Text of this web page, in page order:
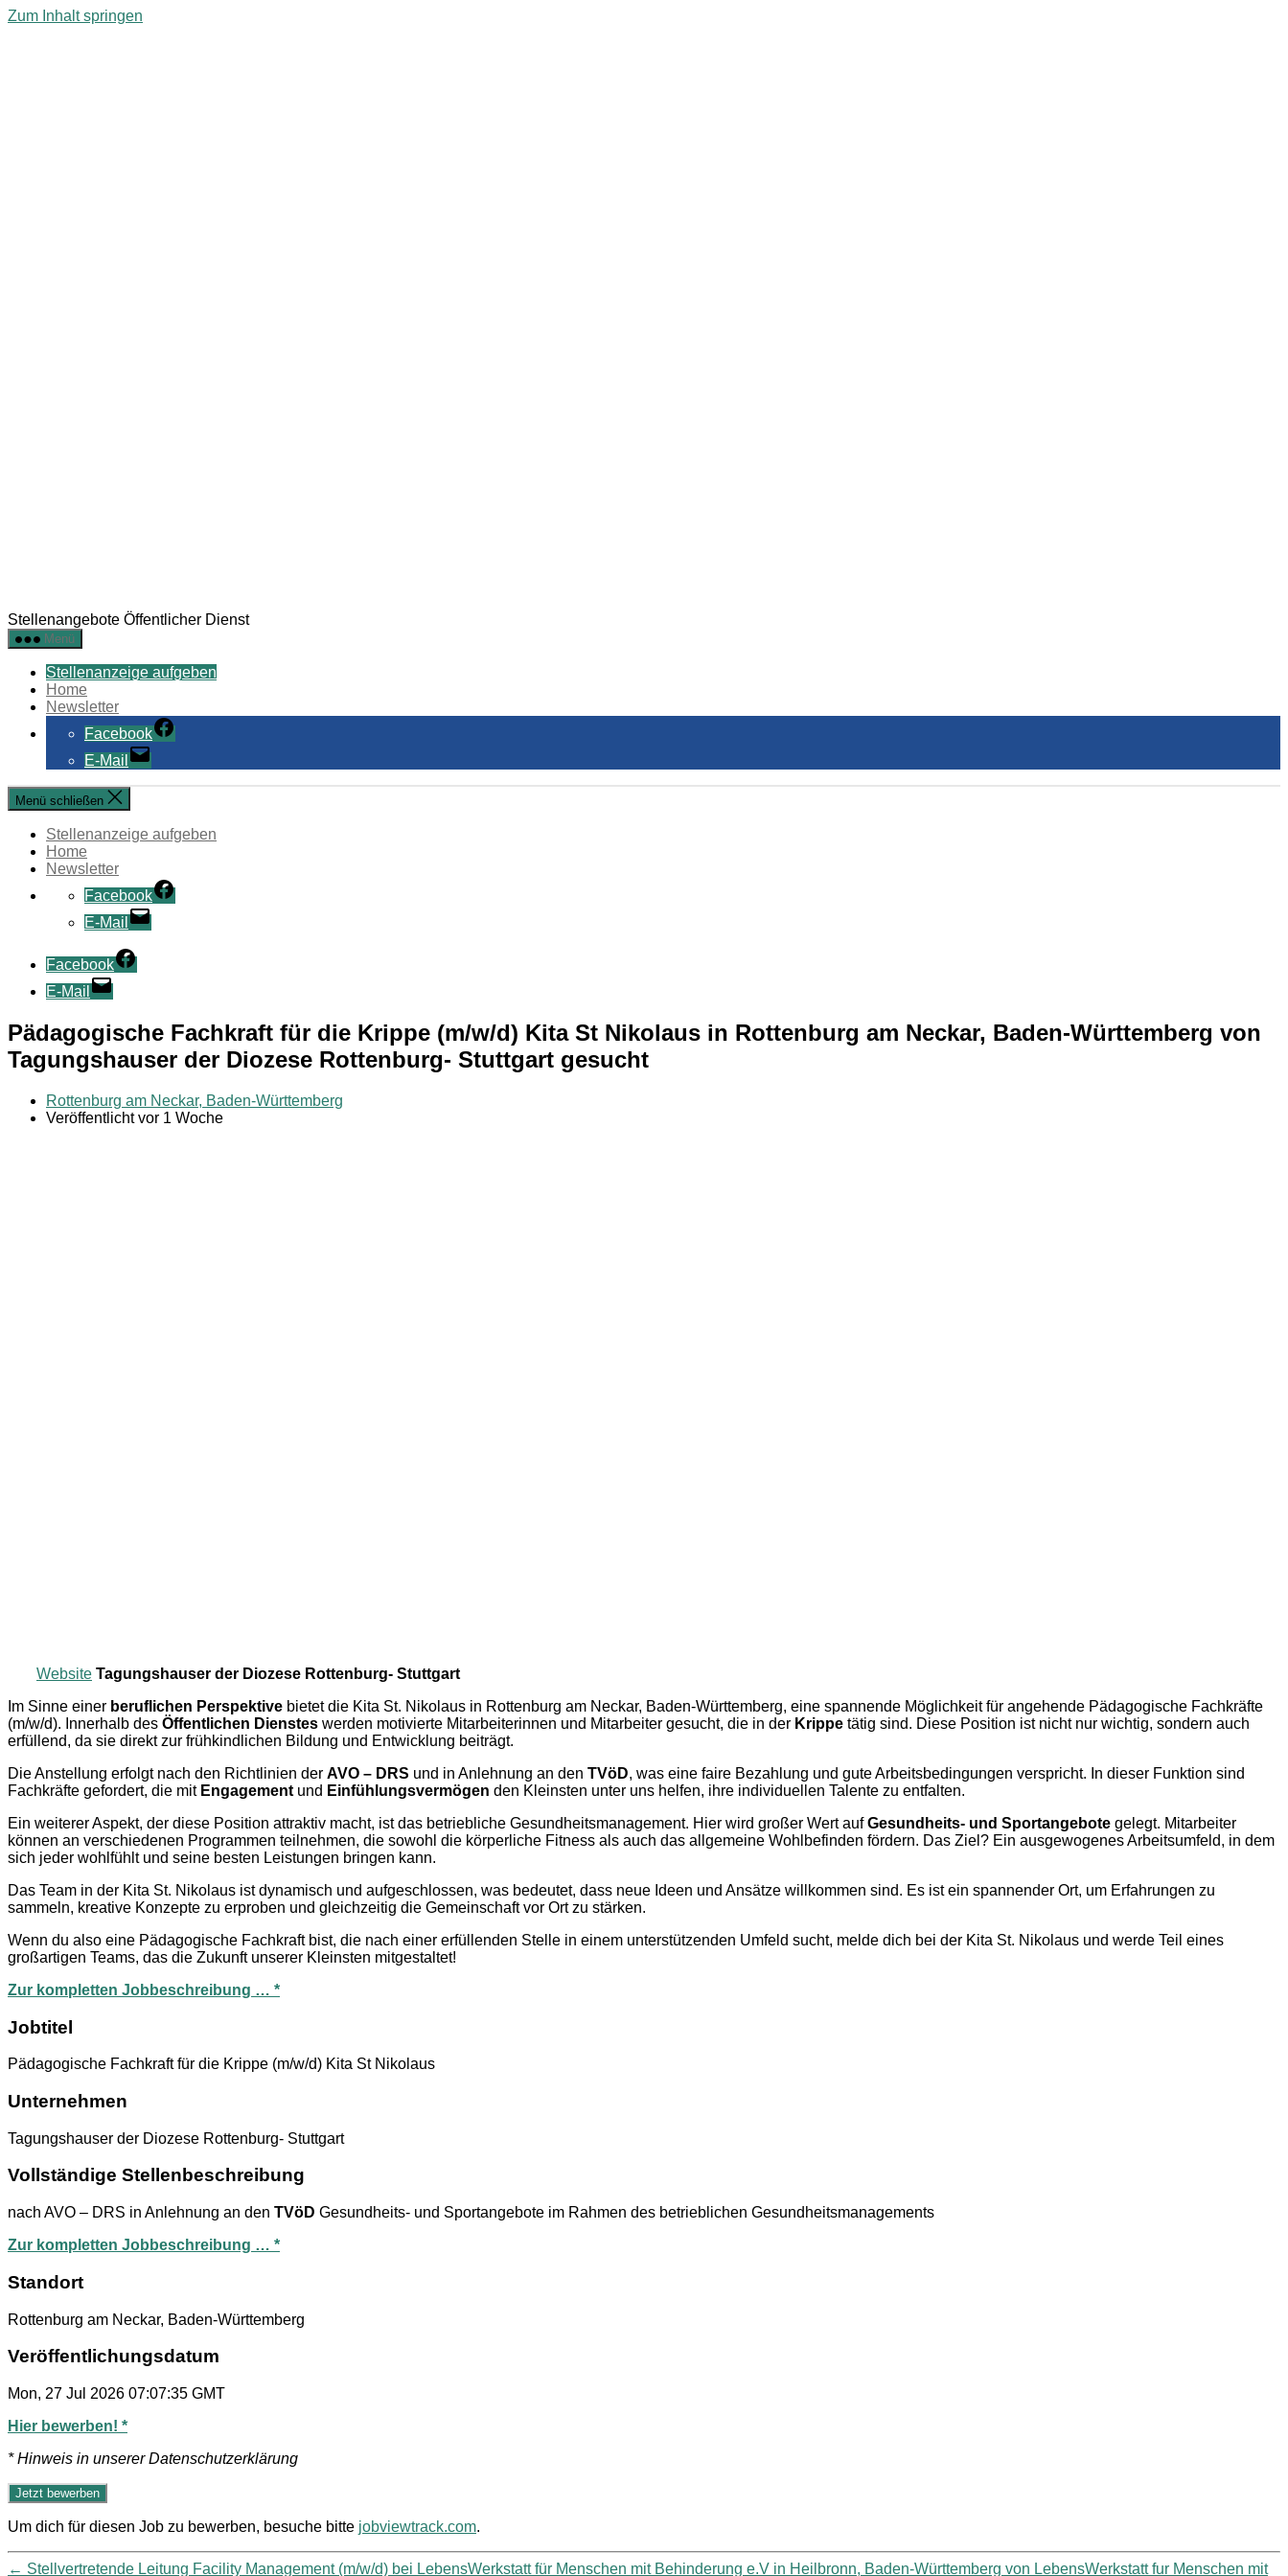
Zum Inhalt springen
Stellenangebote Öffentlicher Dienst
Menü
Stellenanzeige aufgeben
Home
Newsletter
Facebook
E-Mail
Menü schließen
Stellenanzeige aufgeben
Home
Newsletter
Facebook
E-Mail
Facebook
E-Mail
Pädagogische Fachkraft für die Krippe (m/w/d) Kita St Nikolaus in Rottenburg am Neckar, Baden-Württemberg von
Tagungshauser der Diozese Rottenburg- Stuttgart gesucht
Rottenburg am Neckar, Baden-Württemberg
Veröffentlicht vor 1 Woche
Website Tagungshauser der Diozese Rottenburg- Stuttgart
Im Sinne einer beruflichen Perspektive bietet die Kita St. Nikolaus in Rottenburg am Neckar, Baden-Württemberg, eine spannende Möglichkeit für angehende Pädagogische Fachkräfte
(m/w/d). Innerhalb des Öffentlichen Dienstes werden motivierte Mitarbeiterinnen und Mitarbeiter gesucht, die in der Krippe tätig sind. Diese Position ist nicht nur wichtig, sondern auch
erfüllend, da sie direkt zur frühkindlichen Bildung und Entwicklung beiträgt.
Die Anstellung erfolgt nach den Richtlinien der AVO – DRS und in Anlehnung an den TVöD, was eine faire Bezahlung und gute Arbeitsbedingungen verspricht. In dieser Funktion sind
Fachkräfte gefordert, die mit Engagement und Einfühlungsvermögen den Kleinsten unter uns helfen, ihre individuellen Talente zu entfalten.
Ein weiterer Aspekt, der diese Position attraktiv macht, ist das betriebliche Gesundheitsmanagement. Hier wird großer Wert aufGesundheits- und Sportangebote gelegt. Mitarbeiter
können an verschiedenen Programmen teilnehmen, die sowohl die körperliche Fitness als auch das allgemeine Wohlbefinden fördern. Das Ziel? Ein ausgewogenes Arbeitsumfeld, in dem
sich jeder wohlfühlt und seine besten Leistungen bringen kann.
Das Team in der Kita St. Nikolaus ist dynamisch und aufgeschlossen, was bedeutet, dass neue Ideen und Ansätze willkommen sind. Es ist ein spannender Ort, um Erfahrungen zu
sammeln, kreative Konzepte zu erproben und gleichzeitig die Gemeinschaft vor Ort zu stärken.
Wenn du also eine Pädagogische Fachkraft bist, die nach einer erfüllenden Stelle in einem unterstützenden Umfeld sucht, melde dich bei der Kita St. Nikolaus und werde Teil eines
großartigen Teams, das die Zukunft unserer Kleinsten mitgestaltet!
Zur kompletten Jobbeschreibung … *
Jobtitel
Pädagogische Fachkraft für die Krippe (m/w/d) Kita St Nikolaus
Unternehmen
Tagungshauser der Diozese Rottenburg- Stuttgart
Vollständige Stellenbeschreibung
nach AVO – DRS in Anlehnung an den TVöD Gesundheits- und Sportangebote im Rahmen des betrieblichen Gesundheitsmanagements
Zur kompletten Jobbeschreibung … *
Standort
Rottenburg am Neckar, Baden-Württemberg
Veröffentlichungsdatum
Mon, 27 Jul 2026 07:07:35 GMT
Hier bewerben! *
* Hinweis in unserer Datenschutzerklärung
Um dich für diesen Job zu bewerben, besuche bitte jobviewtrack.com.
← Stellvertretende Leitung Facility Management (m/w/d) bei LebensWerkstatt für Menschen mit Behinderung e.V in Heilbronn, Baden-Württemberg von LebensWerkstatt fur Menschen mit